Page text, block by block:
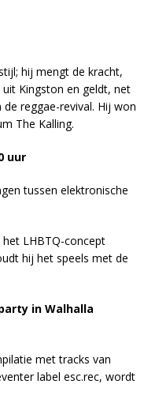
hij mengt de kracht,
Kingston en geldt, net
reggae-revival. Hij won
The Kalling.
uur
tussen elektronische
LHBTQ-concept
hij het speels met de
in Walhalla
met tracks van
label esc.rec, wordt